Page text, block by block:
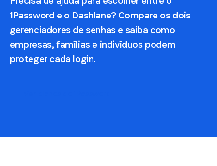
1Password e o Dashlane? Compare os dois
gerenciadores de senhas e saiba como
empresas, famílias e indivíduos podem
proteger cada login.